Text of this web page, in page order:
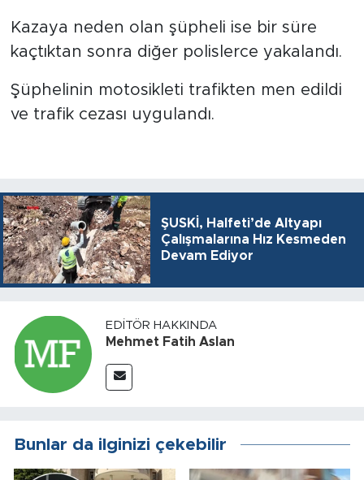
Kazaya neden olan şüpheli ise bir süre
kaçtıktan sonra diğer polislerce yakalandı.
Şüphelinin motosikleti trafikten men edildi
ve trafik cezası uygulandı.
ŞUSKİ, Halfeti’de Altyapı
Çalışmalarına Hız Kesmeden
Devam Ediyor
EDITÖR HAKKINDA
Mehmet Fatih Aslan
Bunlar da ilginizi çekebilir